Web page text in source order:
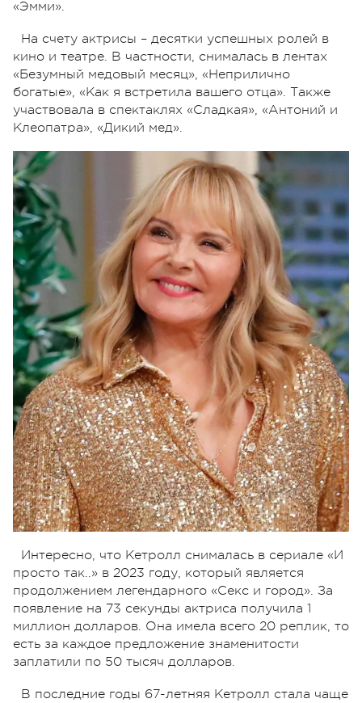
«Эмми».
На счету актрисы – десятки успешных ролей в
кино и театре. В частности, снималась в лентах
«Безумный медовый месяц», «Неприлично
богатые», «Как я встретила вашего отца». Также
участвовала в спектаклях «Сладкая», «Антоний и
Клеопатра», «Дикий мед».
Интересно, что Кетролл снималась в сериале «И
просто так..» в 2023 году, который является
продолжением легендарного «Секс и город». За
появление на 73 секунды актриса получила 1
миллион долларов. Она имела всего 20 реплик, то
есть за каждое предложение знаменитости
заплатили по 50 тысяч долларов.
В последние годы 67-летняя Кетролл стала чаще